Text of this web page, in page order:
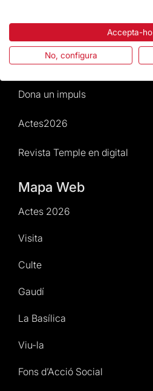
Agenda
Dona un impuls
Actes2026
Revista Temple en digital
Mapa Web
Actes 2026
Visita
Culte
Gaudí
La Basílica
Viu-la
Fons d’Acció Social
Accepta-
No, configura